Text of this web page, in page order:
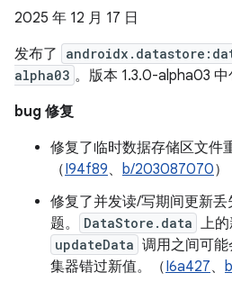
2025 年 12 月 17 日
发布了
alpha03 。版本 1.3.0-alpha03 中
bug 修复
修复了临时数据存储区文件
（I94f89、 b/203087070）
修复了并发读/写期间更新丢
题。
DataStore.data 上
updateData 调用之间可
集器错过新值。（I6a427、